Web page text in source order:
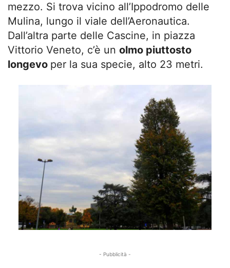
mezzo. Si trova vicino all’Ippodromo delle
Mulina, lungo il viale dell’Aeronautica.
Dall’altra parte delle Cascine, in piazza
Vittorio Veneto, c’è un olmo piuttosto
longevo per la sua specie, alto 23 metri.
- Pubblicità -